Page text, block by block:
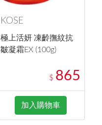
KOSE
極上活妍 凍齡撫紋抗
皺凝霜EX (100g)
$ 865
加入購物車